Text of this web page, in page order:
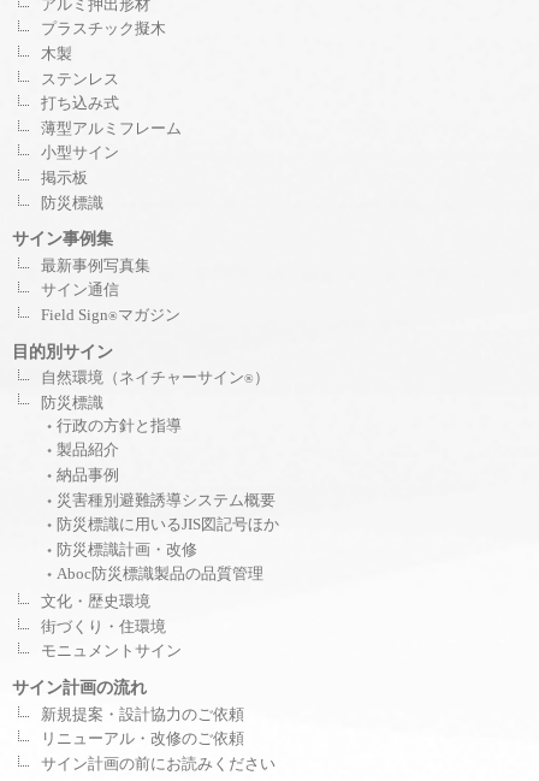
アルミ押出形材
プラスチック擬木
木製
ステンレス
打ち込み式
薄型アルミフレーム
小型サイン
掲示板
防災標識
サイン事例集
最新事例写真集
サイン通信
Field Sign®マガジン
目的別サイン
自然環境（ネイチャーサイン® ）
防災標識
行政の方針と指導
製品紹介
納品事例
災害種別避難誘導システム概要
防災標識に用いるJIS図記号ほか
防災標識計画・改修
Aboc防災標識製品の品質管理
文化・歴史環境
街づくり・住環境
モニュメントサイン
サイン計画の流れ
新規提案・設計協力のご依頼
リニューアル・改修のご依頼
サイン計画の前にお読みください